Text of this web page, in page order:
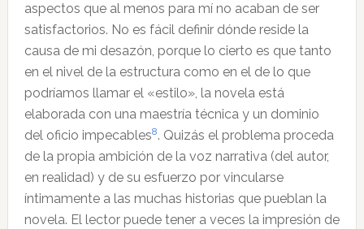
aspectos que al menos para mí no acaban de ser
satisfactorios. No es fácil definir dónde reside la
causa de mi desazón, porque lo cierto es que tanto
en el nivel de la estructura como en el de lo que
podríamos llamar el «estilo», la novela está
elaborada con una maestría técnica y un dominio
del oficio impecables8. Quizás el problema proceda
de la propia ambición de la voz narrativa (del autor,
en realidad) y de su esfuerzo por vincularse
íntimamente a las muchas historias que pueblan la
novela. El lector puede tener a veces la impresión de